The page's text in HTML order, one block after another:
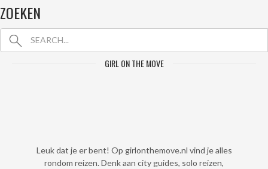
ZOEKEN
GIRL ON THE MOVE
Leuk dat je er bent! Op girlonthemove.nl vind je alles
rondom reizen. Denk aan city guides, solo reizen,